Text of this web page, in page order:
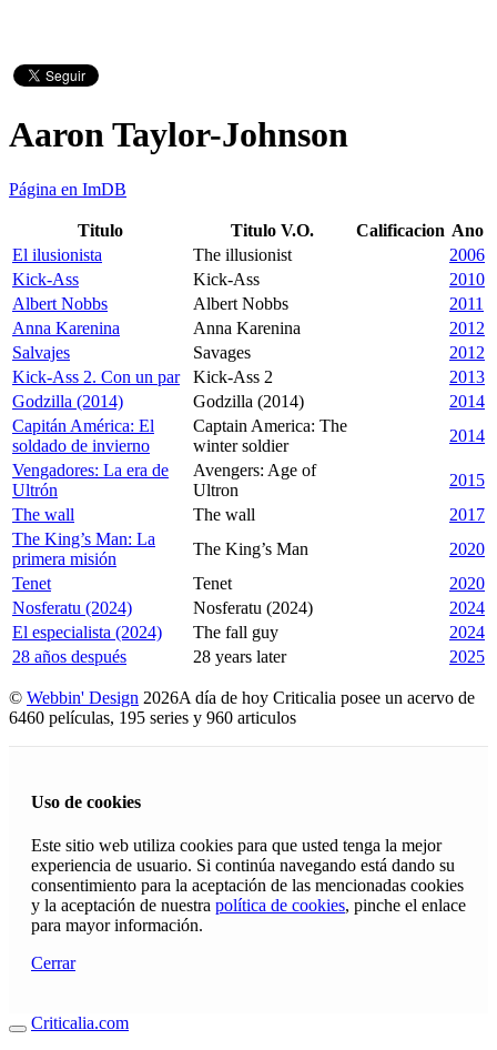
Aaron Taylor-Johnson
Página en ImDB
Titulo Titulo V.O. Calificacion Ano
El ilusionista
The illusionist
2006
Kick-Ass
Kick-Ass
2010
Albert Nobbs
Albert Nobbs
2011
Anna Karenina
Anna Karenina
2012
Salvajes
Savages
2012
Kick-Ass 2. Con un par
Kick-Ass 2
2013
Godzilla (2014)
Godzilla (2014)
2014
Capitán América: El
soldado de invierno
Captain America: The
winter soldier
2014
Vengadores: La era de
Ultrón
Avengers: Age of
Ultron
2015
The wall
The wall
2017
The King’s Man: La
primera misión
The King’s Man
2020
Tenet
Tenet
2020
Nosferatu (2024)
Nosferatu (2024)
2024
El especialista (2024)
The fall guy
2024
28 años después
28 years later 2025
© Webbin' Design 2026A día de hoy Criticalia posee un acervo de
6460 películas, 195 series y 960 articulos
Uso de cookies
Este sitio web utiliza cookies para que usted tenga la mejor
experiencia de usuario. Si continúa navegando está dando su
consentimiento para la aceptación de las mencionadas cookies
y la aceptación de nuestra política de cookies, pinche el enlace
para mayor información.
Cerrar
Criticalia.com